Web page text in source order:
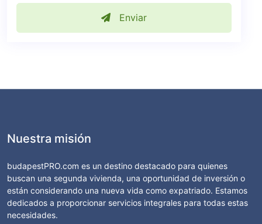
Enviar
Nuestra misión
budapestPRO.com es un destino destacado para quienes
buscan una segunda vivienda, una oportunidad de inversión o
están considerando una nueva vida como expatriado. Estamos
dedicados a proporcionar servicios integrales para todas estas
necesidades.